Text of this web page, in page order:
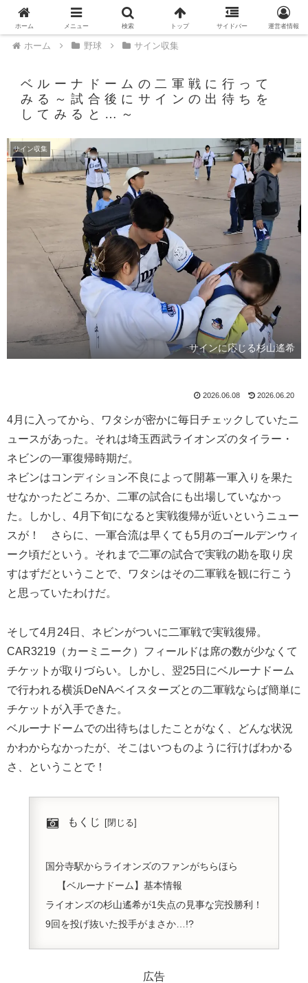
PR
ホーム 野球 サイン収集
ベルーナドームの二軍戦に行って
みる～試合後にサインの出待ちを
してみると…～
サイン収集
サインに応じる杉山遙希
2026.06.08 2026.06.20
4月に入ってから、ワタシが密かに毎日チェックしていたニ
ュースがあった。それは埼玉西武ライオンズのタイラー・
ネビンの一軍復帰時期だ。
ネビンはコンディション不良によって開幕一軍入りを果た
せなかったどころか、二軍の試合にも出場していなかっ
た。しかし、4月下旬になると実戦復帰が近いというニュー
スが！ さらに、一軍合流は早くても5月のゴールデンウィ
ーク頃だという。それまで二軍の試合で実戦の勘を取り戻
すはずだということで、ワタシはその二軍戦を観に行こう
と思っていたわけだ。
そして4月24日、ネビンがついに二軍戦で実戦復帰。
CAR3219（カーミニーク）フィールドは席の数が少なくて
チケットが取りづらい。しかし、翌25日にベルーナドーム
で行われる横浜DeNAベイスターズとの二軍戦ならば簡単に
チケットが入手できた。
ベルーナドームでの出待ちはしたことがなく、どんな状況
かわからなかったが、そこはいつものように行けばわかる
さ、ということで！
もくじ
国分寺駅からライオンズのファンがちらほら
【ベルーナドーム】基本情報
ライオンズの杉山遙希が1失点の見事な完投勝利！
9回を投げ抜いた投手がまさか…!?
広告
ホーム メニュー 検索 トップ サイドバー 運営者情報